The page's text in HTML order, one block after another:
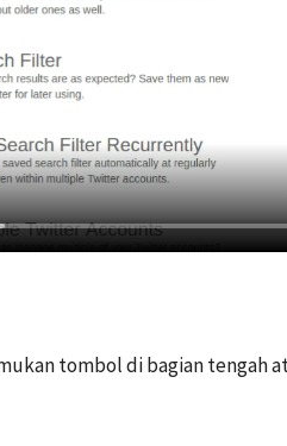
tombol di bagian tengah